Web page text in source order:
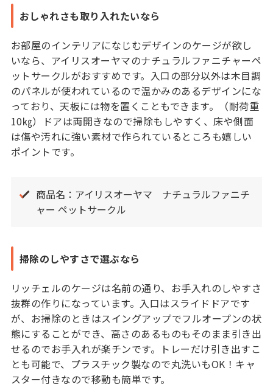
おしゃれさも取り入れたいなら
お部屋のインテリアになじむデザインのケージが欲し
いなら、アイリスオーヤマのナチュラルファニチャーペ
ットサークルがおすすめです。入口の部分以外は木目調
のパネルが使われているので温かみのあるデザインにな
っており、天板には物を置くこともできます。（耐荷重
10㎏）ドアは両開きなので掃除もしやすく、床や側面
は傷や汚れに強い素材で作られているところも嬉しい
ポイントです。
商品名：アイリスオーヤマ ナチュラルファニチ
ャー ペットサークル
掃除のしやすさで選ぶなら
リッチェルのケージは名前の通り、お手入れのしやすさ
抜群の作りになっています。入口はスライドドアです
が、お掃除のときはスイングアップでフルオープンの状
態にすることができ、高さのあるものもそのまま引き出
せるのでお手入れが楽チンです。トレーだけ引き出すこ
とも可能で、プラスチック製なので丸洗いもOK！キャ
スター付きなので移動も簡単です。